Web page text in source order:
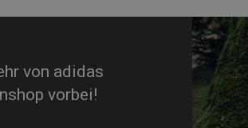
von adidas
vorbei!